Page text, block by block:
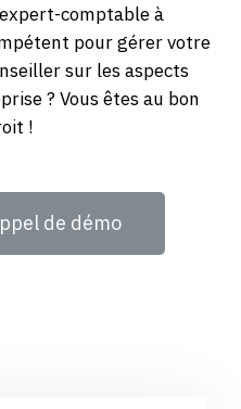
comptable à
pour gérer votre
sur les aspects
? Vous êtes au bon
!
de démo